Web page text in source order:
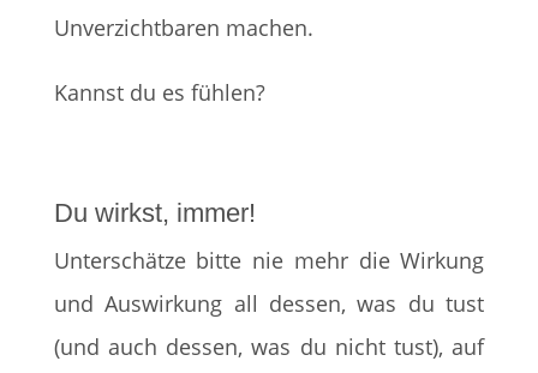
Unverzichtbaren machen.
Kannst du es fühlen?
Du wirkst, immer!
Unterschätze bitte nie mehr die Wirkung
und Auswirkung all dessen, was du tust
(und auch dessen, was du nicht tust), auf